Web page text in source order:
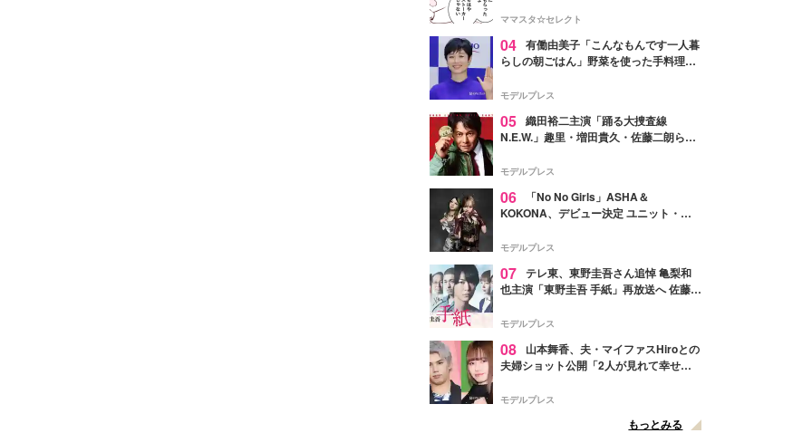
ママスタ☆セレクト
04 有働由美子「こんなもんです一人暮
らしの朝ごはん」野菜を使った手料理公
そう」と反響
モデルプレス
05 織田裕二主演「踊る大捜査線
N.E.W.」趣里・増田貴久・佐藤二朗ら新
徴する“謎のキーワード”も
モデルプレス
06
「No No Girls」ASHA＆
KOKONA、デビュー決定 ユニット・
リリースへ
モデルプレス
07 テレ東、東野圭吾さん追悼 亀梨和
也主演「東野圭吾 手紙」再放送へ 佐藤隆
モデルプレス
08
山本舞香、夫・マイファスHiroとの
夫婦ショット公開「2人が見れて幸せ」
モデルプレス
もっとみる